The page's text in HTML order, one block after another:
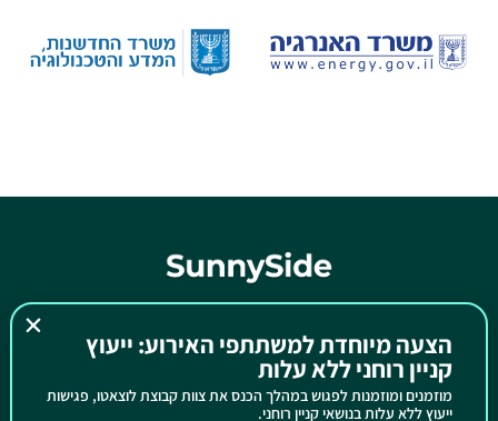
אתר MIGAL:
תנאי שימוש
הצעה מיוחדת למשתתפי האירוע: ייעוץ
קניין רוחני ללא עלות
מוזמנים ומוזמנות לפגוש במהלך הכנס את צוות קבוצת לוצאטו, פגישות
ייעוץ ללא עלות בנושאי קניין רוחני.